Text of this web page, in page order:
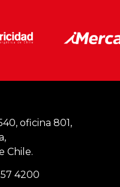
oficina 801,
Chile.
4200